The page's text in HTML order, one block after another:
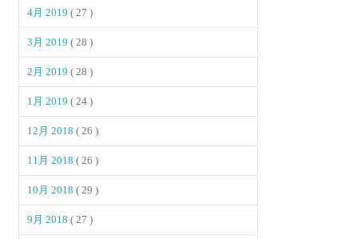
4月 2019( 27 )
3月 2019( 28 )
2月 2019( 28 )
1月 2019( 24 )
12月 2018( 26 )
11月 2018( 26 )
10月 2018( 29 )
9月 2018( 27 )